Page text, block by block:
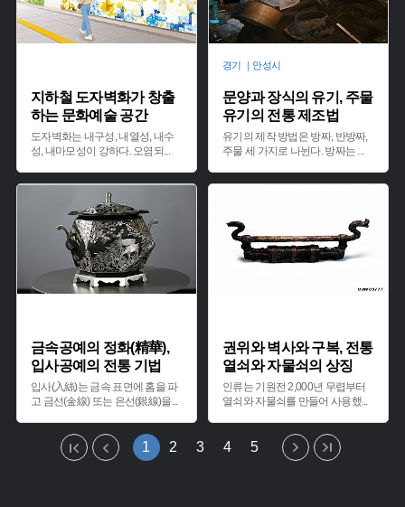
지하철 도자벽화가 창출
하는 문화예술 공간
도자벽화는 내구성, 내열성, 내수
성, 내마모성이 강하다. 오염되 ...
경기 ｜안성시
문양과 장식의 유기, 주물
유기의 전통 제조법
유기의 제작 방법은 방짜, 반방짜,
주물 세 가지로 나뉜다. 방짜는 ...
금속공예의 정화(精華),
입사공예의 전통 기법
입사(入絲)는 금속 표면에 홈을 파
고 금선(金線) 또는 은선(銀線)을...
권위와 벽사와 구복, 전통
열쇠와 자물쇠의 상징
인류는 기원전 2,000년 무렵부터
열쇠와 자물쇠를 만들어 사용했...
1 2 3 4 5